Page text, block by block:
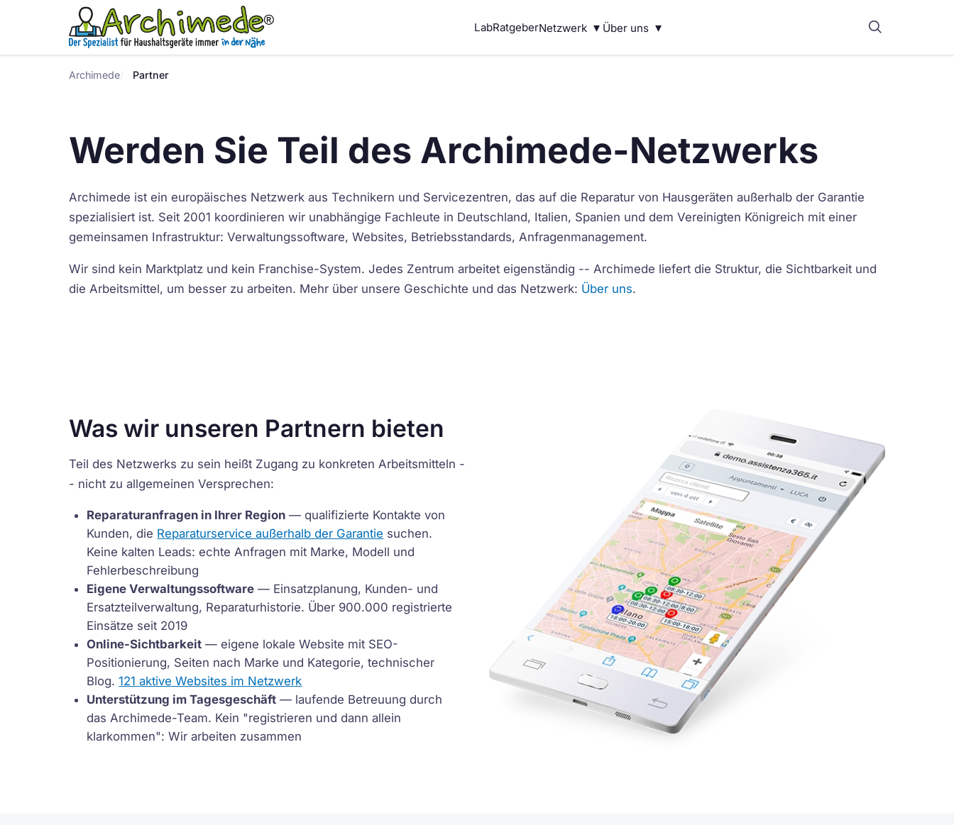
LabRatgeberNetzwerk ▾ Über uns ▾
Archimede Partner
Werden Sie Teil des Archimede-Netzwerks
Archimede ist ein europäisches Netzwerk aus Technikern und Servicezentren, das auf die Reparatur von Hausgeräten außerhalb der Garantie
spezialisiert ist. Seit 2001 koordinieren wir unabhängige Fachleute in Deutschland, Italien, Spanien und dem Vereinigten Königreich mit einer
gemeinsamen Infrastruktur: Verwaltungssoftware, Websites, Betriebsstandards, Anfragenmanagement.
Wir sind kein Marktplatz und kein Franchise-System. Jedes Zentrum arbeitet eigenständig -- Archimede liefert die Struktur, die Sichtbarkeit und
die Arbeitsmittel, um besser zu arbeiten. Mehr über unsere Geschichte und das Netzwerk: Über uns.
Was wir unseren Partnern bieten
Teil des Netzwerks zu sein heißt Zugang zu konkreten Arbeitsmitteln -
- nicht zu allgemeinen Versprechen:
Reparaturanfragen in Ihrer Region — qualifizierte Kontakte von
Kunden, die Reparaturservice außerhalb der Garantie suchen.
Keine kalten Leads: echte Anfragen mit Marke, Modell und
Fehlerbeschreibung
Eigene Verwaltungssoftware — Einsatzplanung, Kunden- und
Ersatzteilverwaltung, Reparaturhistorie. Über 900.000 registrierte
Einsätze seit 2019
Online-Sichtbarkeit — eigene lokale Website mit SEO-
Positionierung, Seiten nach Marke und Kategorie, technischer
Blog.121 aktive Websites im Netzwerk
Unterstützung im Tagesgeschäft — laufende Betreuung durch
das Archimede-Team. Kein "registrieren und dann allein
klarkommen": Wir arbeiten zusammen